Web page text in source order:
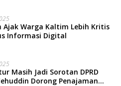
Ajak Warga Kaltim Lebih Kritis
Informasi Digital
Masih Jadi Sorotan DPRD
Dorong Penajaman